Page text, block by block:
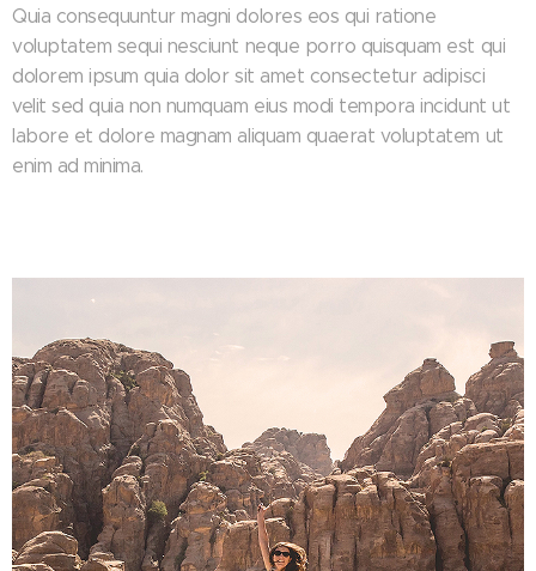
Quia consequuntur magni dolores eos qui ratione
voluptatem sequi nesciunt neque porro quisquam est qui
dolorem ipsum quia dolor sit amet consectetur adipisci
velit sed quia non numquam eius modi tempora incidunt ut
labore et dolore magnam aliquam quaerat voluptatem ut
enim ad minima.